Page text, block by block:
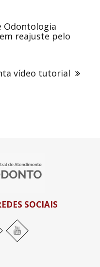
Odontologia
reajuste pelo
vídeo tutorial
SOCIAIS
YouTube